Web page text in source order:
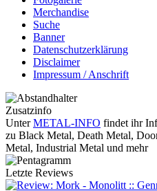
Merchandise
Suche
Banner
Datenschutzerklärung
Disclaimer
Impressum / Anschrift
Zusatzinfo
UnterMETAL-INFO findet ihr
zu Black Metal, Death Metal,
Metal, Industrial Metal und mehr
Letzte Reviews